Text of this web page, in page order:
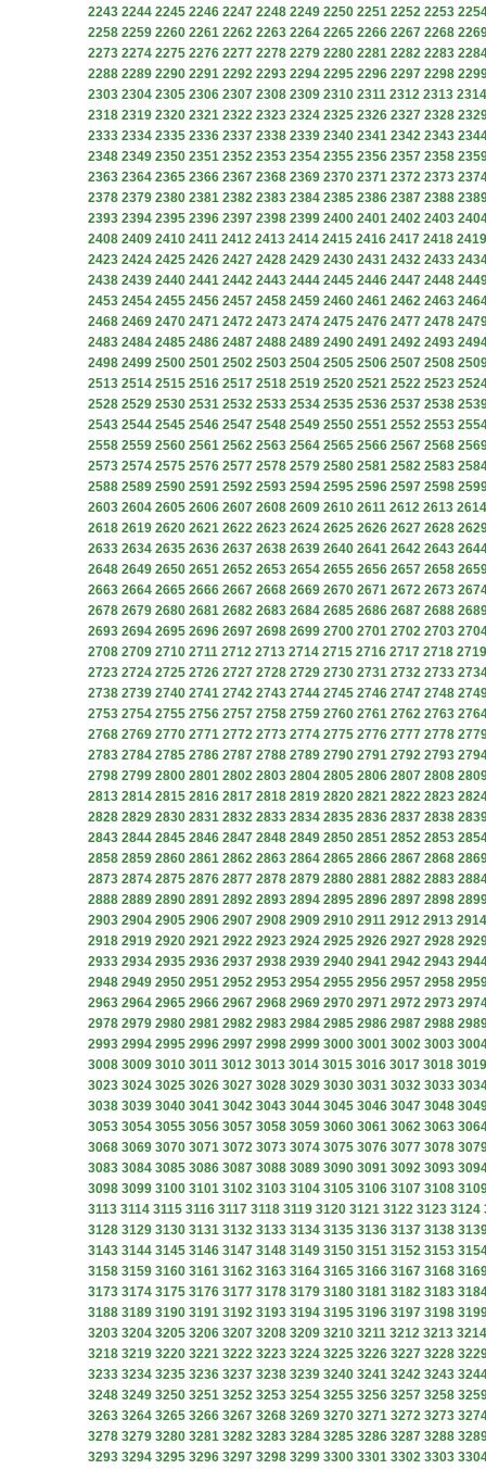
2243 2244 2245 2246 2247 2248 2249 2250 2251 2252 2253
2258 2259 2260 2261 2262 2263 2264 2265 2266 2267 2268
2273 2274 2275 2276 2277 2278 2279 2280 2281 2282 2283
2288 2289 2290 2291 2292 2293 2294 2295 2296 2297 2298
2303 2304 2305 2306 2307 2308 2309 2310 2311 2312 2313 2314
2318 2319 2320 2321 2322 2323 2324 2325 2326 2327 2328
2333 2334 2335 2336 2337 2338 2339 2340 2341 2342 2343
2348 2349 2350 2351 2352 2353 2354 2355 2356 2357 2358
2363 2364 2365 2366 2367 2368 2369 2370 2371 2372 2373
2378 2379 2380 2381 2382 2383 2384 2385 2386 2387 2388
2393 2394 2395 2396 2397 2398 2399 2400 2401 2402 2403
2408 2409 2410 2411 2412 2413 2414 2415 2416 2417 2418 2419
2423 2424 2425 2426 2427 2428 2429 2430 2431 2432 2433
2438 2439 2440 2441 2442 2443 2444 2445 2446 2447 2448
2453 2454 2455 2456 2457 2458 2459 2460 2461 2462 2463
2468 2469 2470 2471 2472 2473 2474 2475 2476 2477 2478
2483 2484 2485 2486 2487 2488 2489 2490 2491 2492 2493
2498 2499 2500 2501 2502 2503 2504 2505 2506 2507 2508
2513 2514 2515 2516 2517 2518 2519 2520 2521 2522 2523
2528 2529 2530 2531 2532 2533 2534 2535 2536 2537 2538
2543 2544 2545 2546 2547 2548 2549 2550 2551 2552 2553
2558 2559 2560 2561 2562 2563 2564 2565 2566 2567 2568
2573 2574 2575 2576 2577 2578 2579 2580 2581 2582 2583
2588 2589 2590 2591 2592 2593 2594 2595 2596 2597 2598
2603 2604 2605 2606 2607 2608 2609 2610 2611 2612 2613 2614
2618 2619 2620 2621 2622 2623 2624 2625 2626 2627 2628
2633 2634 2635 2636 2637 2638 2639 2640 2641 2642 2643
2648 2649 2650 2651 2652 2653 2654 2655 2656 2657 2658
2663 2664 2665 2666 2667 2668 2669 2670 2671 2672 2673
2678 2679 2680 2681 2682 2683 2684 2685 2686 2687 2688
2693 2694 2695 2696 2697 2698 2699 2700 2701 2702 2703
2708 2709 2710 2711 2712 2713 2714 2715 2716 2717 2718 2719
2723 2724 2725 2726 2727 2728 2729 2730 2731 2732 2733
2738 2739 2740 2741 2742 2743 2744 2745 2746 2747 2748
2753 2754 2755 2756 2757 2758 2759 2760 2761 2762 2763
2768 2769 2770 2771 2772 2773 2774 2775 2776 2777 2778
2783 2784 2785 2786 2787 2788 2789 2790 2791 2792 2793
2798 2799 2800 2801 2802 2803 2804 2805 2806 2807 2808
2813 2814 2815 2816 2817 2818 2819 2820 2821 2822 2823
2828 2829 2830 2831 2832 2833 2834 2835 2836 2837 2838
2843 2844 2845 2846 2847 2848 2849 2850 2851 2852 2853
2858 2859 2860 2861 2862 2863 2864 2865 2866 2867 2868
2873 2874 2875 2876 2877 2878 2879 2880 2881 2882 2883
2888 2889 2890 2891 2892 2893 2894 2895 2896 2897 2898
2903 2904 2905 2906 2907 2908 2909 2910 2911 2912 2913 2914
2918 2919 2920 2921 2922 2923 2924 2925 2926 2927 2928
2933 2934 2935 2936 2937 2938 2939 2940 2941 2942 2943
2948 2949 2950 2951 2952 2953 2954 2955 2956 2957 2958
2963 2964 2965 2966 2967 2968 2969 2970 2971 2972 2973
2978 2979 2980 2981 2982 2983 2984 2985 2986 2987 2988
2993 2994 2995 2996 2997 2998 2999 3000 3001 3002 3003
3008 3009 3010 3011 3012 3013 3014 3015 3016 3017 3018 3019
3023 3024 3025 3026 3027 3028 3029 3030 3031 3032 3033
3038 3039 3040 3041 3042 3043 3044 3045 3046 3047 3048
3053 3054 3055 3056 3057 3058 3059 3060 3061 3062 3063
3068 3069 3070 3071 3072 3073 3074 3075 3076 3077 3078
3083 3084 3085 3086 3087 3088 3089 3090 3091 3092 3093
3098 3099 3100 3101 3102 3103 3104 3105 3106 3107 3108
3113 3114 3115 3116 3117 3118 3119 3120 3121 3122 3123 3124
3128 3129 3130 3131 3132 3133 3134 3135 3136 3137 3138
3143 3144 3145 3146 3147 3148 3149 3150 3151 3152 3153
3158 3159 3160 3161 3162 3163 3164 3165 3166 3167 3168
3173 3174 3175 3176 3177 3178 3179 3180 3181 3182 3183
3188 3189 3190 3191 3192 3193 3194 3195 3196 3197 3198
3203 3204 3205 3206 3207 3208 3209 3210 3211 3212 3213 3214
3218 3219 3220 3221 3222 3223 3224 3225 3226 3227 3228
3233 3234 3235 3236 3237 3238 3239 3240 3241 3242 3243
3248 3249 3250 3251 3252 3253 3254 3255 3256 3257 3258
3263 3264 3265 3266 3267 3268 3269 3270 3271 3272 3273
3278 3279 3280 3281 3282 3283 3284 3285 3286 3287 3288
3293 3294 3295 3296 3297 3298 3299 3300 3301 3302 3303